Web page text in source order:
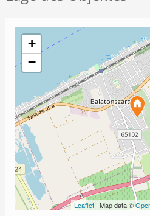
+
−
Leaflet | Map data ©